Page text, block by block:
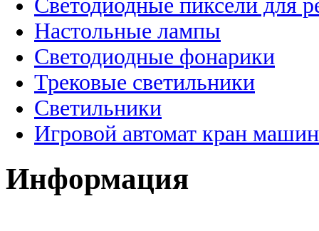
Светодиодные пиксели для
Настольные лампы
Светодиодные фонарики
Трековые светильники
Светильники
Игровой автомат кран
Информация